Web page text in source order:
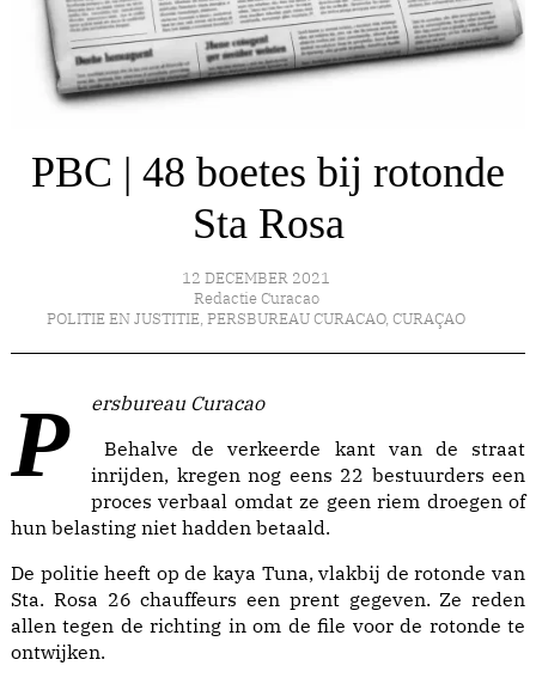
PBC | 48 boetes bij rotonde
Sta Rosa
12 DECEMBER 2021
Redactie Curacao
POLITIE EN JUSTITIE, PERSBUREAU CURACAO, CURAÇAO
Persbureau Curacao
Behalve de verkeerde kant van de straat
inrijden, kregen nog eens 22 bestuurders een
proces verbaal omdat ze geen riem droegen of
hun belasting niet hadden betaald.
De politie heeft op de kaya Tuna, vlakbij de rotonde van
Sta. Rosa 26 chauffeurs een prent gegeven. Ze reden
allen tegen de richting in om de file voor de rotonde te
ontwijken.